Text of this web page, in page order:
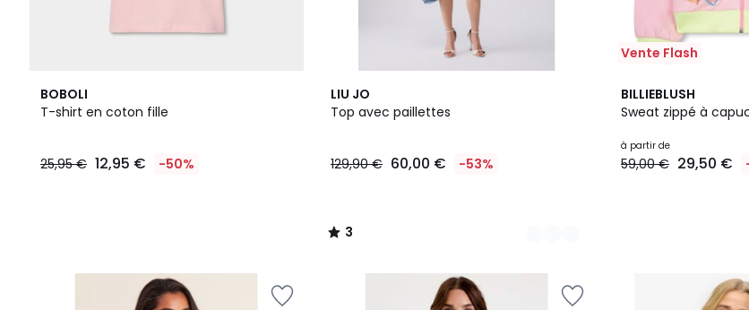
BOBOLI
T-shirt en coton fille
25,95 € 12,95 € -50%
LIU JO
Top avec paillettes
129,90 € 60,00 € -53%
3
/
3
Couleurs
3
/
Vente Flash
BILLIEBLUSH
Sweat zippé à
à partir de
59,00 € 29,50 €